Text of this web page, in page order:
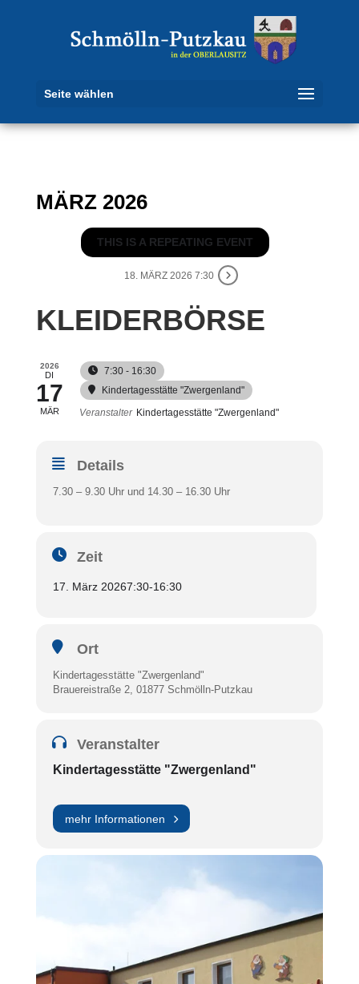
Seite wählen
MÄRZ 2026
THIS IS A REPEATING EVENT
18. MÄRZ 2026 7:30
KLEIDERBÖRSE
2026
DI
17
MÄR
7:30 - 16:30
Kindertagesstätte "Zwergenland"
Veranstalter Kindertagesstätte "Zwergenland"
Details
7.30 – 9.30 Uhr und 14.30 – 16.30 Uhr
Zeit
17. März 20267:30-16:30
Ort
Kindertagesstätte "Zwergenland"
Brauereistraße 2, 01877 Schmölln-Putzkau
Veranstalter
Kindertagesstätte "Zwergenland"
mehr Informationen